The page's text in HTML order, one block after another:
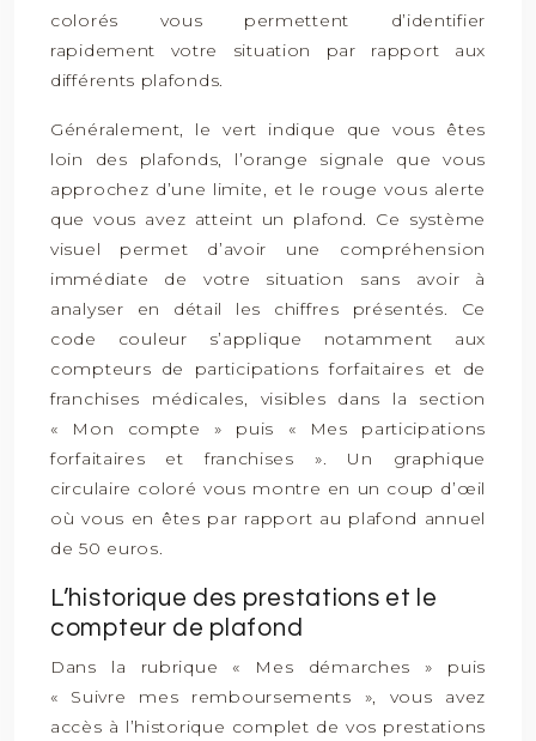
colorés vous permettent d’identifier
rapidement votre situation par rapport aux
différents plafonds.
Généralement, le vert indique que vous êtes
loin des plafonds, l’orange signale que vous
approchez d’une limite, et le rouge vous alerte
que vous avez atteint un plafond. Ce système
visuel permet d’avoir une compréhension
immédiate de votre situation sans avoir à
analyser en détail les chiffres présentés. Ce
code couleur s’applique notamment aux
compteurs de participations forfaitaires et de
franchises médicales, visibles dans la section
« Mon compte » puis « Mes participations
forfaitaires et franchises ». Un graphique
circulaire coloré vous montre en un coup d’œil
où vous en êtes par rapport au plafond annuel
de 50 euros.
L’historique des prestations et le
compteur de plafond
Dans la rubrique « Mes démarches » puis
« Suivre mes remboursements », vous avez
accès à l’historique complet de vos prestations